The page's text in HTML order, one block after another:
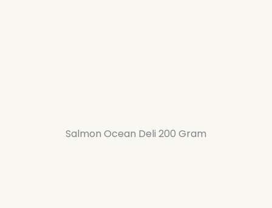
Salmon Ocean Deli 200 Gram